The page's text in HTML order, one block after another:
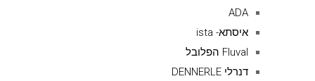
ADA
איסתא- ista
Fluval הפלובל
דנרלי DENNERLE